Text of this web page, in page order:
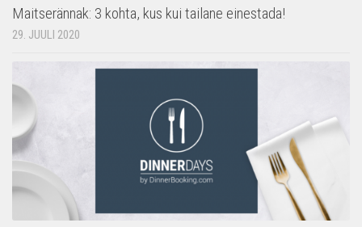
Maitserännak: 3 kohta, kus kui tailane einestada!
29. JUULI 2020